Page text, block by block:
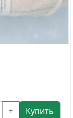
+ Купить